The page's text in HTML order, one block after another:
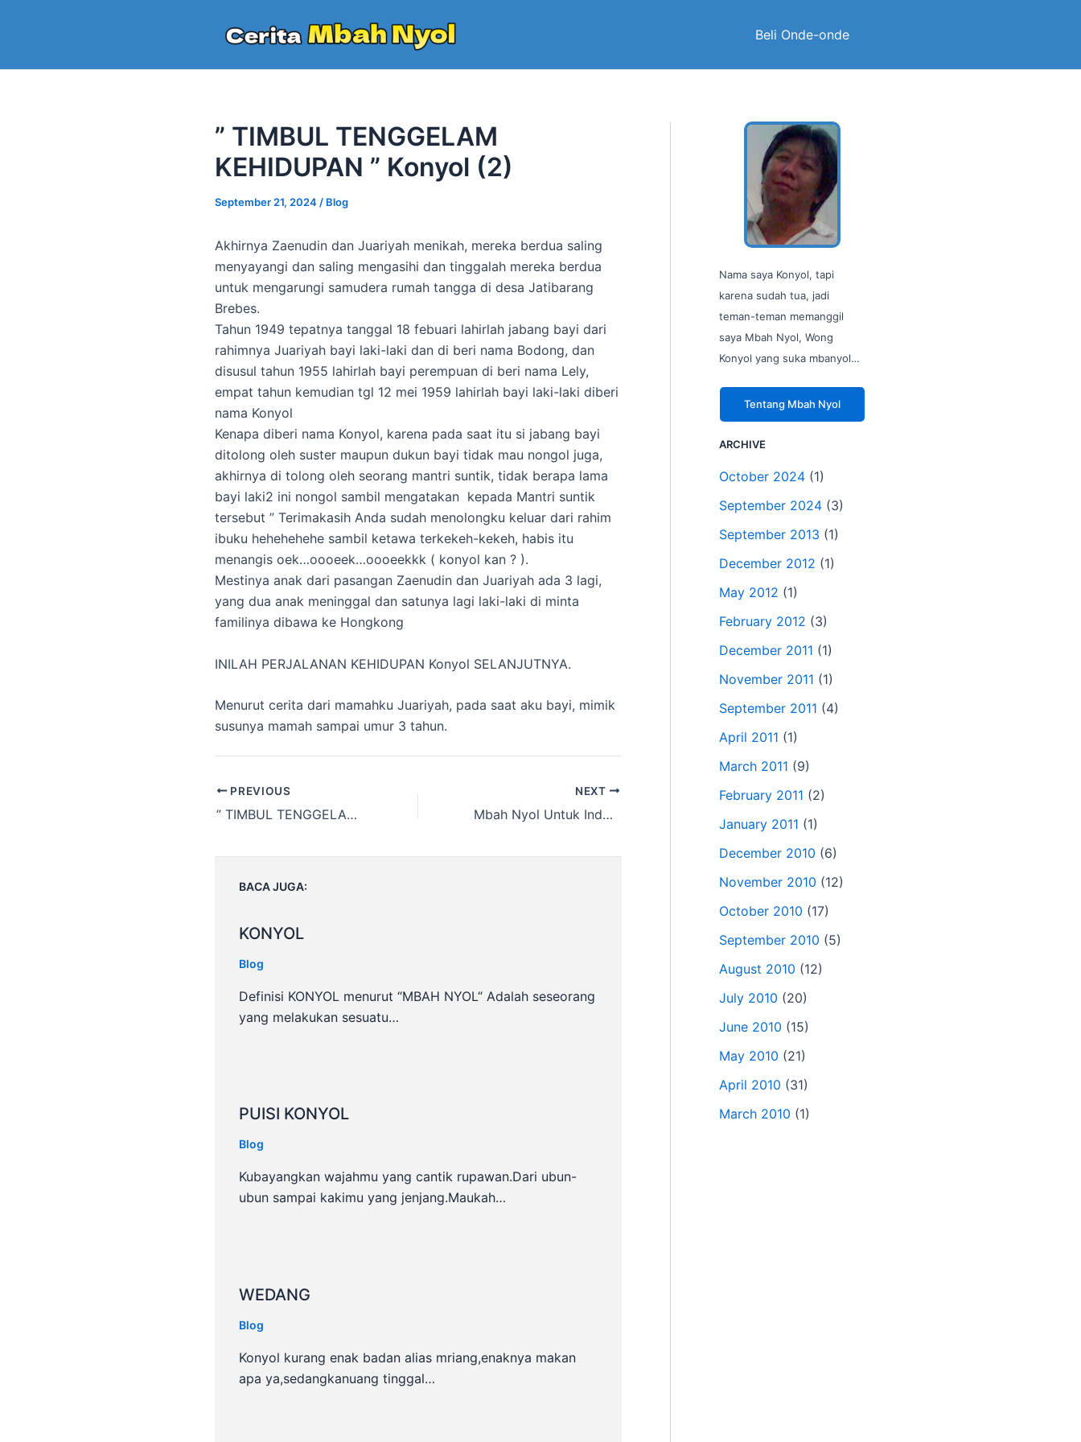
Beli Onde-onde
” TIMBUL TENGGELAM
KEHIDUPAN ” Konyol (2)
September 21, 2024 / Blog
Akhirnya Zaenudin dan Juariyah menikah, mereka berdua saling
menyayangi dan saling mengasihi dan tinggalah mereka berdua
untuk mengarungi samudera rumah tangga di desa Jatibarang
Brebes.
Tahun 1949 tepatnya tanggal 18 febuari lahirlah jabang bayi dari
rahimnya Juariyah bayi laki-laki dan di beri nama Bodong, dan
disusul tahun 1955 lahirlah bayi perempuan di beri nama Lely,
empat tahun kemudian tgl 12 mei 1959 lahirlah bayi laki-laki diberi
nama Konyol
Kenapa diberi nama Konyol, karena pada saat itu si jabang bayi
ditolong oleh suster maupun dukun bayi tidak mau nongol juga,
akhirnya di tolong oleh seorang mantri suntik, tidak berapa lama
bayi laki2 ini nongol sambil mengatakan kepada Mantri suntik
tersebut ” Terimakasih Anda sudah menolongku keluar dari rahim
ibuku hehehehehe sambil ketawa terkekeh-kekeh, habis itu
menangis oek…oooeek…oooeekkk ( konyol kan ? ).
Mestinya anak dari pasangan Zaenudin dan Juariyah ada 3 lagi,
yang dua anak meninggal dan satunya lagi laki-laki di minta
familinya dibawa ke Hongkong
INILAH PERJALANAN KEHIDUPAN Konyol SELANJUTNYA.
Menurut cerita dari mamahku Juariyah, pada saat aku bayi, mimik
susunya mamah sampai umur 3 tahun.
Post
navigation
PREVIOUS
” TIMBUL TENGGELAM KEHIDUPAN ” Konyol (1)
NEXT
Mbah Nyol Untuk Indonesia
BACA JUGA:
KONYOL
Blog
Definisi KONYOL menurut “MBAH NYOL“ Adalah seseorang
yang melakukan sesuatu…
PUISI KONYOL
Blog
Kubayangkan wajahmu yang cantik rupawan.Dari ubun-
ubun sampai kakimu yang jenjang.Maukah…
WEDANG
Blog
Konyol kurang enak badan alias mriang,enaknya makan
apa ya,sedangkanuang tinggal…
Nama saya Konyol, tapi
karena sudah tua, jadi
teman-teman memanggil
saya Mbah Nyol, Wong
Konyol yang suka mbanyol…
Tentang Mbah Nyol
ARCHIVE
October 2024 (1)
September 2024 (3)
September 2013 (1)
December 2012 (1)
May 2012 (1)
February 2012 (3)
December 2011 (1)
November 2011 (1)
September 2011 (4)
April 2011 (1)
March 2011 (9)
February 2011 (2)
January 2011 (1)
December 2010 (6)
November 2010 (12)
October 2010 (17)
September 2010 (5)
August 2010 (12)
July 2010 (20)
June 2010 (15)
May 2010 (21)
April 2010 (31)
March 2010 (1)